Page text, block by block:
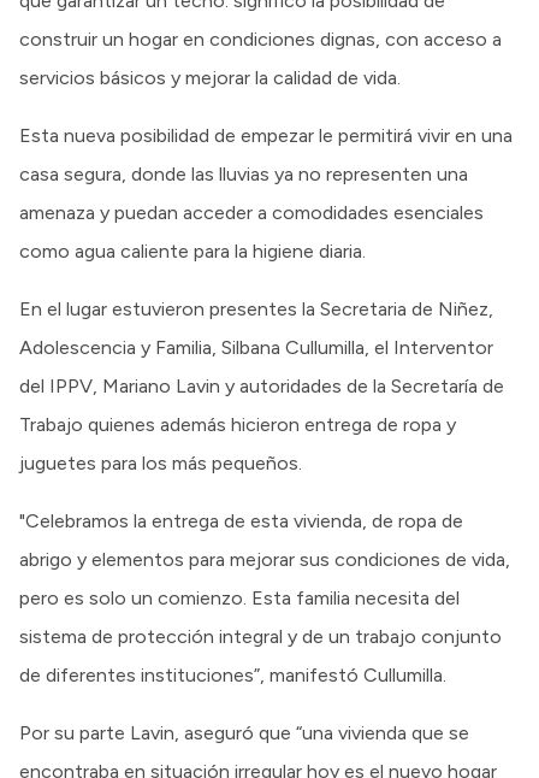
construir un hogar en condiciones dignas, con acceso a
servicios básicos y mejorar la calidad de vida.
Esta nueva posibilidad de empezar le permitirá vivir en una
casa segura, donde las lluvias ya no representen una
amenaza y puedan acceder a comodidades esenciales
como agua caliente para la higiene diaria.
En el lugar estuvieron presentes la Secretaria de Niñez,
Adolescencia y Familia, Silbana Cullumilla, el Interventor
del IPPV, Mariano Lavin y autoridades de la Secretaría de
Trabajo quienes además hicieron entrega de ropa y
juguetes para los más pequeños.
"Celebramos la entrega de esta vivienda, de ropa de
abrigo y elementos para mejorar sus condiciones de vida,
pero es solo un comienzo. Esta familia necesita del
sistema de protección integral y de un trabajo conjunto
de diferentes instituciones”, manifestó Cullumilla.
Por su parte Lavin, aseguró que “una vivienda que se
encontraba en situación irregular hoy es el nuevo hogar